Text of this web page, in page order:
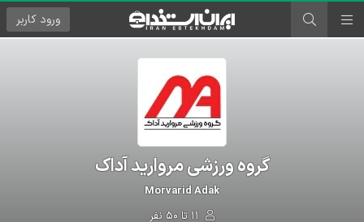
ورود کاربر
گروه ورزشی مروارید آداک
Morvarid Adak